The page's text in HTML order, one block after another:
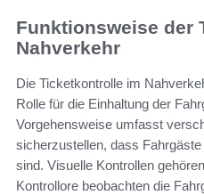
Funktionsweise der
Nahverkehr
Die Ticketkontrolle im
Rolle für die Einhaltung der
Vorgehensweise umfasst
sicherzustellen, dass
sind. Visuelle Kontrollen
Kontrollore beobachten die